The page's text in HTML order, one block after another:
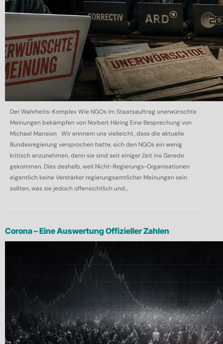
Der Wahrheits-Komplex Wie NGOs im Staatsauftrag unerwünschte
Meinungen bekämpfen von Norbert Häring Eine Besprechung von
Michael Mansion Wir erinnern uns vielleicht, dass die aktuelle
Bundesregierung versprochen hatte, sich den NGOs ein wenig
kritisch anzunehmen, denn sie sind seit einiger Zeit ins Gerede
gekommen. Dies deshalb, weil Nicht-Regierungs-Organisationen
eigentlich keine Verstärker regierungsamtlicher Meinungen sein
sollten, was sie jedoch offensichtlich und...
Corona – Eine Auswertung Offizieller Zahlen